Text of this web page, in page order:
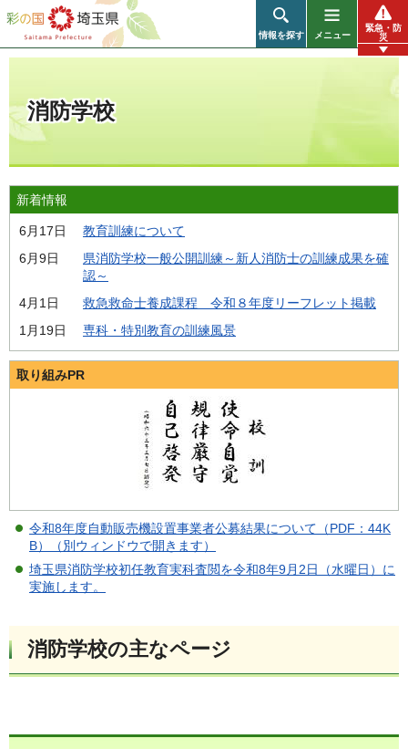
彩の国 埼玉県
情報を探す メニュー
緊急・防
災
消防学校
新着情報
6月17日
教育訓練について
6月9日
県消防学校一般公開訓練～新人消防士の訓練成果を確
認～
4月1日
救急救命士養成課程 令和８年度リーフレット掲載
1月19日
専科・特別教育の訓練風景
取り組みPR
令和8年度自動販売機設置事業者公募結果について（PDF：44K
B）（別ウィンドウで開きます）
埼玉県消防学校初任教育実科査閲を令和8年9月2日（水曜日）に
実施します。
消防学校の主なページ